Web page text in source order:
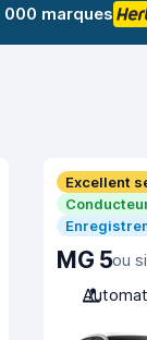
000 marques
Excellent
MG 5ou